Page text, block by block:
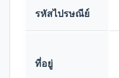
รหัสไปรษณีย์
ที่อยู่